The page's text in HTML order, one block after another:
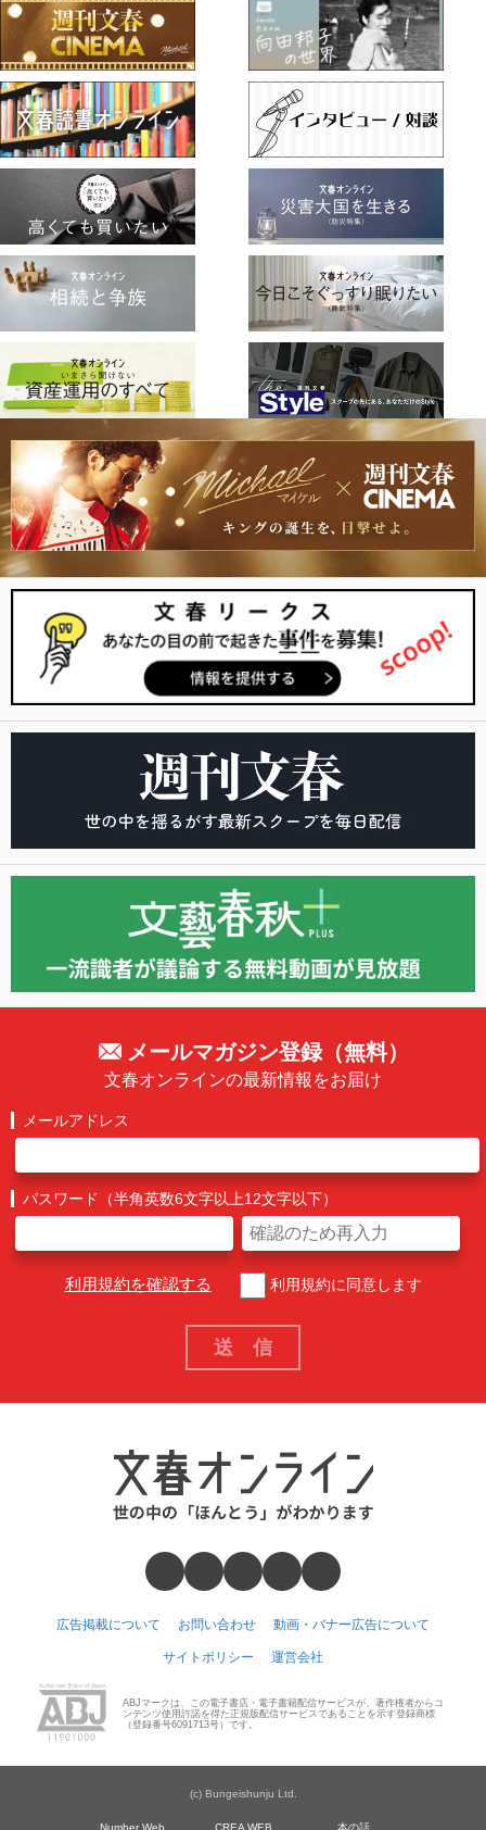
メールマガジン登録（無料）
文春オンラインの最新情報をお届け
メールアドレス
パスワード（半角英数6文字以上12文字以下）
利用規約を確認する 利用規約に同意します
広告掲載について お問い合わせ 動画・バナー広告について
サイトポリシー 運営会社
ABJマークは、この電子書店・電子書籍配信サービスが、著作権者からコ
ンテンツ使用許諾を得た正規版配信サービスであることを示す登録商標
（登録番号6091713号）です。
(c) Bungeishunju Ltd.
Number Web CREA WEB 本の話